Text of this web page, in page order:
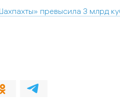
превысила 3 млрд